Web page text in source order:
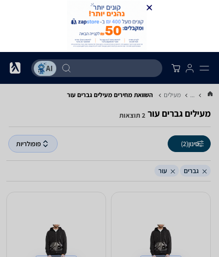
... מעילים השוואת מחירים מעילים ‏גברים ‏עור
מעילים ‏גברים ‏עור 2 תוצאות
סינון(2) פופולריות
גברים עור